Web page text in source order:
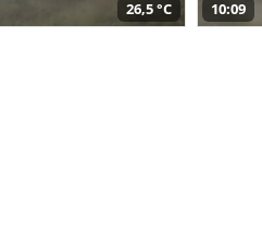
26,5 °C 10:09